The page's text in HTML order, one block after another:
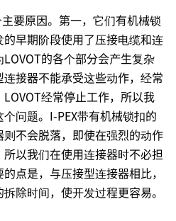
要原因。第一，它们有机械锁
早期阶段使用了压接电缆和连
的各个部分会产生复杂
接器不能承受这些动作，经常
经常停止工作，所以我
问题。 I-PEX带有机械锁扣的
不会脱落，即使在强烈的动作
以我们在使用连接器时不必担
点是，与压接型连接器相比，
除时间，使开发过程更容易。